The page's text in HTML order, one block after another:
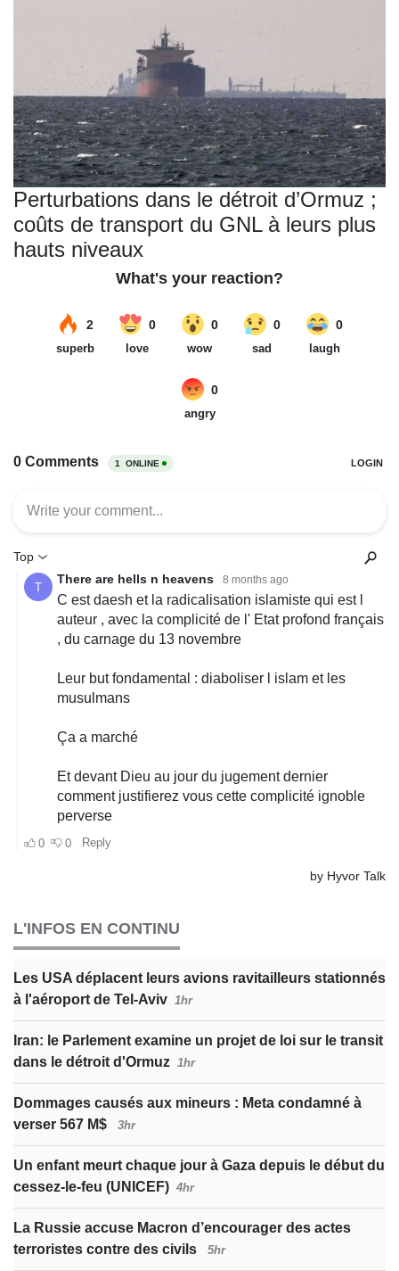
Perturbations dans le détroit d’Ormuz ;
coûts de transport du GNL à leurs plus
hauts niveaux
L'INFOS EN CONTINU
Les USA déplacent leurs avions ravitailleurs stationnés
à l'aéroport de Tel-Aviv 1hr
Iran: le Parlement examine un projet de loi sur le transit
dans le détroit d'Ormuz 1hr
Dommages causés aux mineurs : Meta condamné à
verser 567 M$
3hr
Un enfant meurt chaque jour à Gaza depuis le début du
cessez-le-feu (UNICEF) 4hr
La Russie accuse Macron d’encourager des actes
terroristes contre des civils
5hr